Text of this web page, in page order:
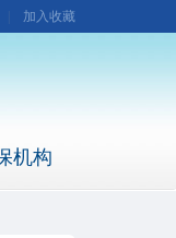
加入收藏
机构